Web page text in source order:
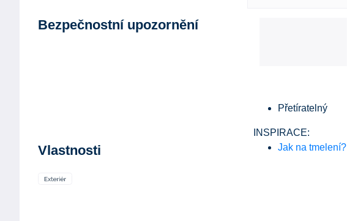
Bezpečnostní upozornění
Vlastnosti
Přetíratelný
INSPIRACE:
Jak na tmelení?